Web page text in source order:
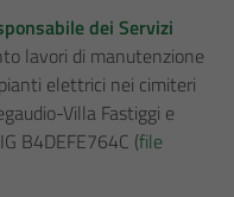
dei Servizi
lavori di manutenzione
elettrici nei cimiteri
Villa Fastiggi e
B4DEFE764C (file